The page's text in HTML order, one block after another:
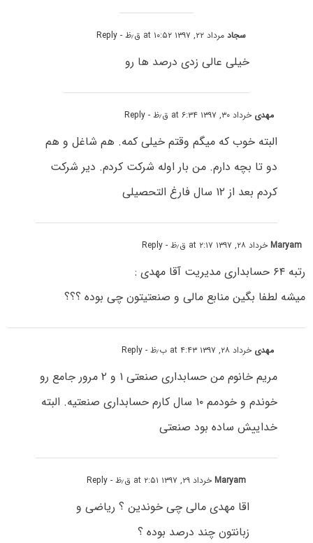
سجادمرداد ۲۲, ۱۳۹۷ at ۱۰:۵۲ ق٫ظ - Reply
خیلی عالی زدی درصد ها رو
مهدی خرداد ۳۰, ۱۳۹۷ at ۶:۳۴ ق٫ظ - Reply
البته خوب که میگم وقتم خیلی کمه. هم شاغل و هم
دو تا بچه دارم. من بار اوله شرکت کردم. دیر شرکت
کردم بعد از ۱۲ سال فارغ التحصیلی
Maryamخرداد ۲۸, ۱۳۹۷ at ۲:۱۷ ق٫ظ - Reply
رتبه ۶۴ حسابداری مدیریت آقا مهدی :
میشه لطفا بگین منابع مالی و صنعتیتون چی بوده ؟؟؟
مهدی خرداد ۲۸, ۱۳۹۷ at ۴:۴۳ ب٫ظ - Reply
مریم خانوم من حسابداری صنعتی ۱ و ۲ مرور جامع رو
خوندم و خودمم ۱۰ سال کارم حسابداری صنعتیه. البته
خداییش ساده بود صنعتی
Maryamخرداد ۲۹, ۱۳۹۷ at ۲:۵۱ ق٫ظ - Reply
اقا مهدی مالی چی خوندین ؟ ریاضی و
زبانتون چند درصد بوده ؟